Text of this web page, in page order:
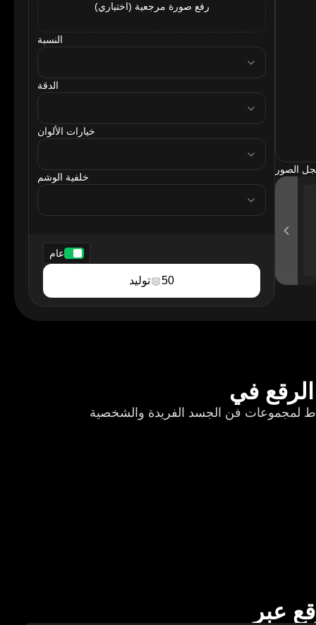
رفع صورة مرجعية (اختياري)
النسبة
ratio
الدقة
resolution
خيارات الألوان
tattooColor
خلفية الوشم
tattooBackground
عام
توليد 50
الصور